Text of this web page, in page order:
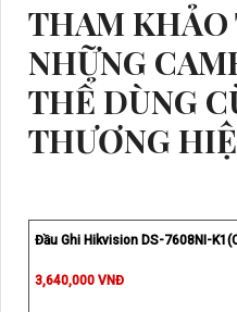
THAM
NHỮNG
THỂ DÙNG
THƯƠNG
Đầu Ghi Hikvision DS-7608NI-
3,640,000 VNĐ